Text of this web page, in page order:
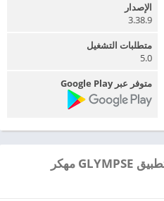
الإصدار
3.38.9
متطلبات التشغيل
5.0
متوفر عبر Google Play
التفاصيل والمراجعة لـ تحميل تطبيق GLYMPSE مهكر